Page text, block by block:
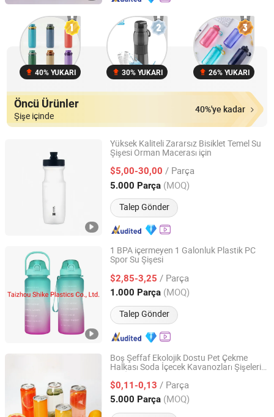
40% YUKARI 30% YUKARI 26% YUKARI
Öncü Ürünler
Şişe içinde
40%'ye kadar
Yüksek Kaliteli Zararsız Bisiklet Temel Su
Şişesi Orman Macerası için
$5,00-30,00 / Parça
5.000 Parça (MOQ)
Talep Gönder
Ningbo Heyorigin Packaging Materials Co., Ltd
Zhejiang, China Fiyat 2025
1 BPA içermeyen 1 Galonluk Plastik PC
Spor Su Şişesi
$2,85-3,25 / Parça
1.000 Parça (MOQ)
Talep Gönder
Taizhou Shike Plastics Co., Ltd.
Zhejiang, China Fiyat 2019
Boş Şeffaf Ekolojik Dostu Pet Çekme
Halkası Soda İçecek Kavanozları Şişeleri
$0,11-0,13 / Parça
5.000 Parça (MOQ)
Anhui Avantis Packaging Technology Co., Ltd.
Anhui, China Fiyat 2016